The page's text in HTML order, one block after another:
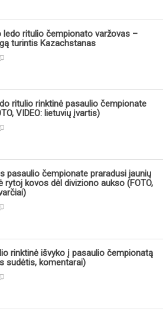
ledo ritulio čempionato varžovas –
turintis Kazachstanas
ritulio rinktinė pasaulio čempionate
VIDEO: lietuvių įvartis)
pasaulio čempionate praradusi jaunių
rytoj kovos dėl diviziono aukso (FOTO,
rinktinė išvyko į pasaulio čempionatą
sudėtis, komentarai)